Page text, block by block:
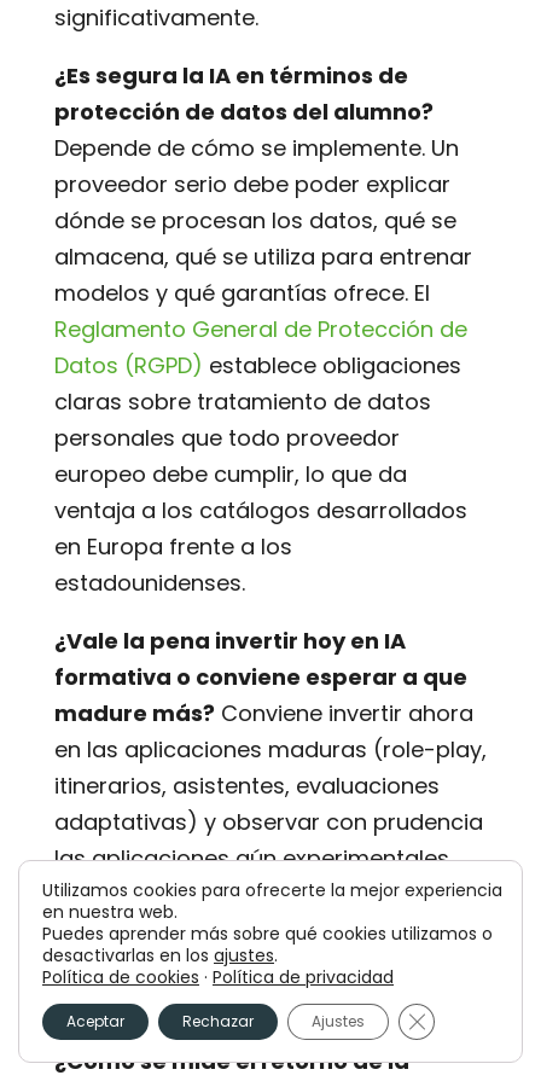
significativamente.
¿Es segura la IA en términos de
protección de datos del alumno?
Depende de cómo se implemente. Un
proveedor serio debe poder explicar
dónde se procesan los datos, qué se
almacena, qué se utiliza para entrenar
modelos y qué garantías ofrece. El
Reglamento General de Protección de
Datos (RGPD) establece obligaciones
claras sobre tratamiento de datos
personales que todo proveedor
europeo debe cumplir, lo que da
ventaja a los catálogos desarrollados
en Europa frente a los
estadounidenses.
¿Vale la pena invertir hoy en IA
formativa o conviene esperar a que
madure más? Conviene invertir ahora
en las aplicaciones maduras (role-play,
itinerarios, asistentes, evaluaciones
adaptativas) y observar con prudencia
las aplicaciones aún experimentales.
Esperar «a que madure todo» significa
quedarse atrás en las áreas donde la
IA ya está aportando valor
demostrable.
¿Cómo se mide el retorno de la
Utilizamos cookies para ofrecerte la mejor experiencia
en nuestra web.
Puedes aprender más sobre qué cookies utilizamos o
desactivarlas en los ajustes.
Política de cookies · Política de privacidad
Aceptar Rechazar Ajustes Cerrar el